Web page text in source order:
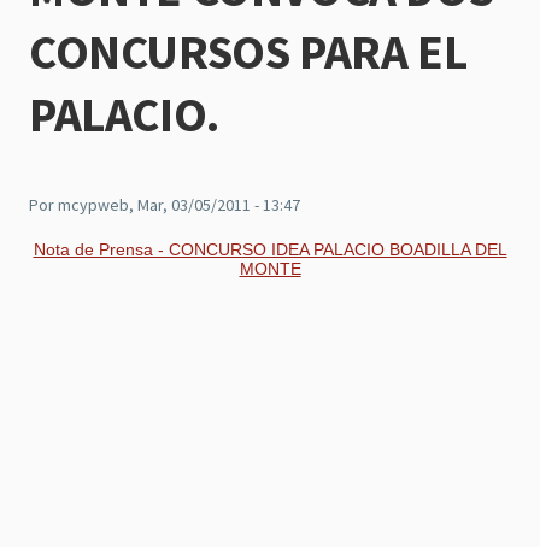
CONCURSOS PARA EL
PALACIO.
Pormcypweb, Mar, 03/05/2011 - 13:47
Nota de Prensa - CONCURSO IDEA PALACIO BOADILLA DEL
MONTE